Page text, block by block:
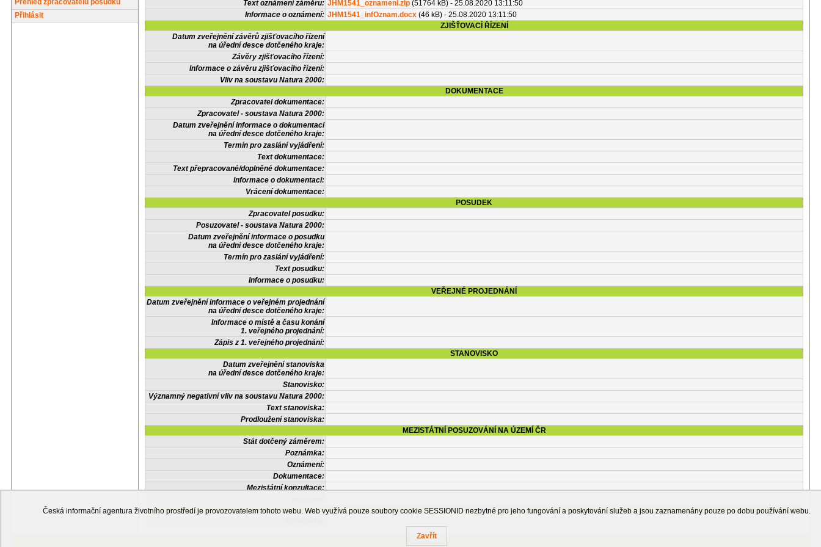
Přehled zpracovatelů posudků
Přihlásit
Text oznámení záměru: JHM1541_oznameni.zip (51764 kB) - 25.08.2020 13:11:50
Informace o oznámení: JHM1541_infOznam.docx (46 kB) - 25.08.2020 13:11:50
ZJIŠŤOVACÍ ŘÍZENÍ
Datum zveřejnění závěrů zjišťovacího řízení
na úřední desce dotčeného kraje:
Závěry zjišťovacího řízení:
Informace o závěru zjišťovacího řízení:
Vliv na soustavu Natura 2000:
DOKUMENTACE
Zpracovatel dokumentace:
Zpracovatel - soustava Natura 2000:
Datum zveřejnění informace o dokumentaci
na úřední desce dotčeného kraje:
Termín pro zaslání vyjádření:
Text dokumentace:
Text přepracované/doplněné dokumentace:
Informace o dokumentaci:
Vrácení dokumentace:
POSUDEK
Zpracovatel posudku:
Posuzovatel - soustava Natura 2000:
Datum zveřejnění informace o posudku
na úřední desce dotčeného kraje:
Termín pro zaslání vyjádření:
Text posudku:
Informace o posudku:
VEŘEJNÉ PROJEDNÁNÍ
Datum zveřejnění informace o veřejném projednání
na úřední desce dotčeného kraje:
Informace o místě a času konání
1. veřejného projednání:
Zápis z 1. veřejného projednání:
STANOVISKO
Datum zveřejnění stanoviska
na úřední desce dotčeného kraje:
Stanovisko:
Významný negativní vliv na soustavu Natura 2000:
Text stanoviska:
Prodloužení stanoviska:
MEZISTÁTNÍ POSUZOVÁNÍ NA ÚZEMÍ ČR
Stát dotčený záměrem:
Poznámka:
Oznámení:
Dokumentace:
Mezistátní konzultace:
OSTATNÍ INFORMACE
Česká informační agentura životního prostředí
Česká informační agentura životního prostředí je provozovatelem tohoto webu. Web využívá pouze soubory cookie SESSIONID nezbytné pro jeho fungování a poskytování služeb a jsou zaznamenány pouze po dobu používání webu.
Zavřít